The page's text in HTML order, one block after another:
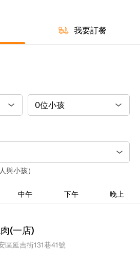
我要訂餐
與小孩）
中午 下午 晚上
(一店)
區延吉街131巷41號